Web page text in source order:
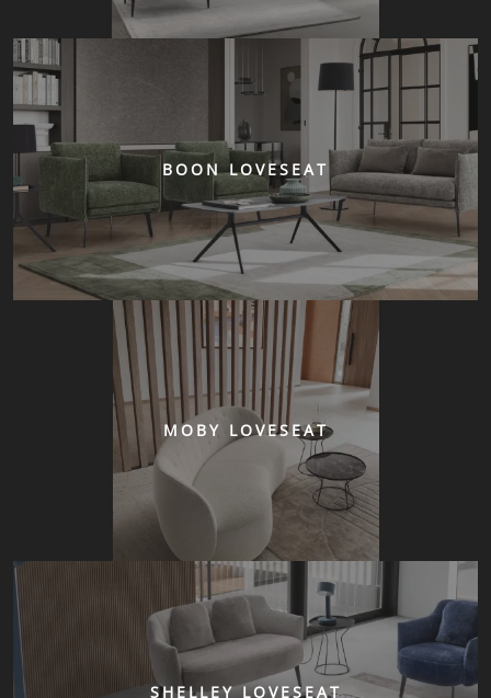
BOON LOVESEAT
MOBY LOVESEAT
SHELLEY LOVESEAT